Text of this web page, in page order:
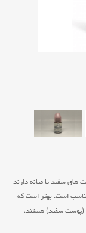
های سفید یا میانه دارند
مناسب است. بهتر است که
(پوست سفید) هستند،